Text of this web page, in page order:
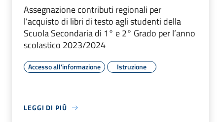
Assegnazione contributi regionali per
l’acquisto di libri di testo agli studenti della
Scuola Secondaria di 1° e 2° Grado per l’anno
scolastico 2023/2024
Accesso all'informazione Istruzione
LEGGI DI PIÙ